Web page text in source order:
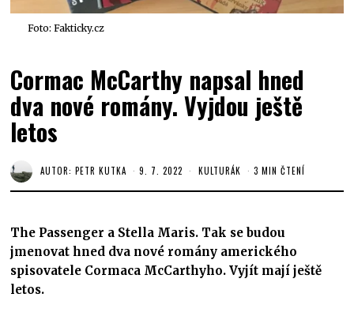
Foto: Fakticky.cz
Cormac McCarthy napsal hned
dva nové romány. Vyjdou ještě
letos
AUTOR:PETR KUTKA 9. 7. 2022 KULTURÁK 3 MIN ČTENÍ
The Passenger a Stella Maris. Tak se budou
jmenovat hned dva nové romány amerického
spisovatele Cormaca McCarthyho. Vyjít mají ještě
letos.